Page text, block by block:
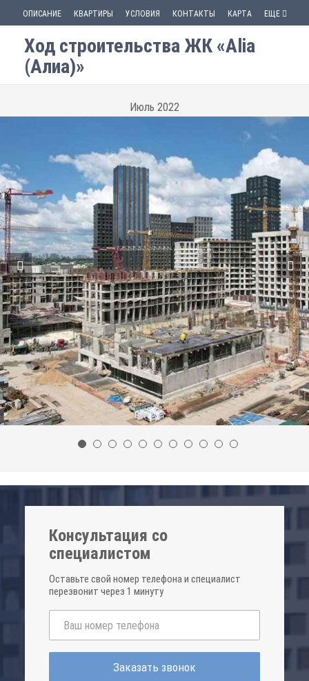
ОПИСАНИЕ КВАРТИРЫ УСЛОВИЯ КОНТАКТЫ КАРТА ЕЩЕ
Ход строительства ЖК «Alia
(Алиа)»
Июль 2022
Консультация со
специалистом
Оставьте свой номер телефона и специалист
перезвонит через 1 минуту
Заказать звонок